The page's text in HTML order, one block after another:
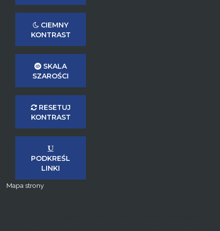
CIEMNY
KONTRAST
SKALA
SZAROŚCI
RESETUJ
KONTRAST
PODKREŚL
LINKI
Mapa strony